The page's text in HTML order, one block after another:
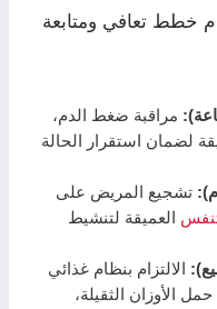
خطط تعافي ومتابعة
مراقبة ضغط الدم،
لضمان استقرار الحالة
تشجيع المريض على
العميقة لتنشيط
الالتزام بنظام غذائي
الأوزان الثقيلة،